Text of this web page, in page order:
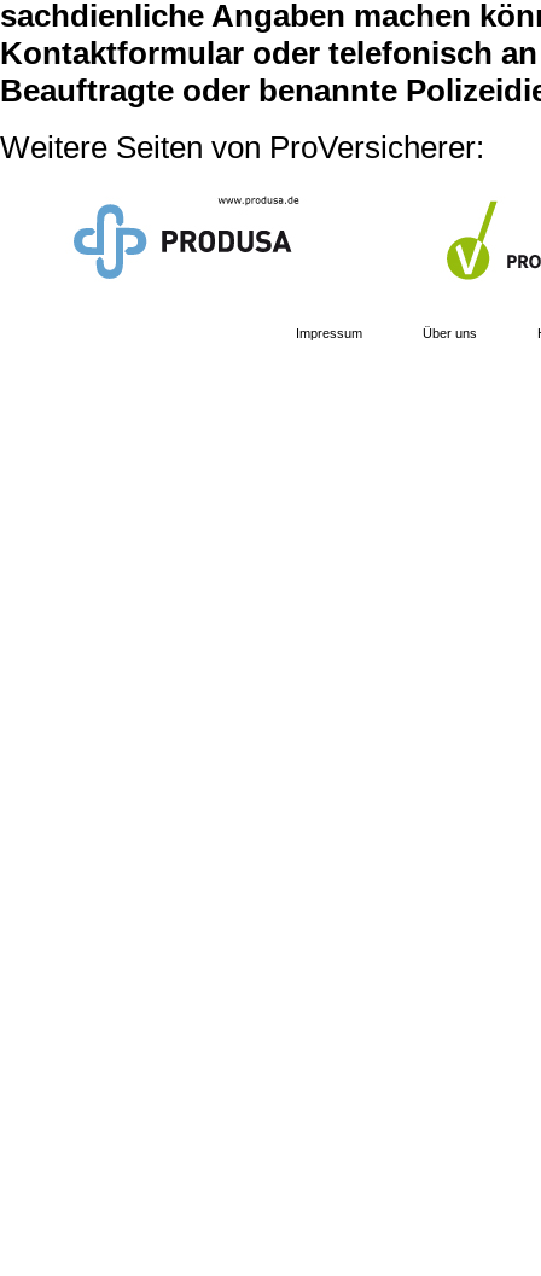
sachdienliche Angaben machen
Kontaktformular oder telefonisch
Beauftragte oder benannte
Weitere Seiten von ProVersicherer:
Impressum Über uns